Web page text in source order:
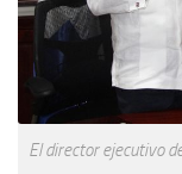
El director ejecutivo